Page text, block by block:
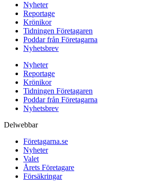
Nyheter
Reportage
Krönikor
Tidningen Företagaren
Poddar från Företagarna
Nyhetsbrev
Nyheter
Reportage
Krönikor
Tidningen Företagaren
Poddar från Företagarna
Nyhetsbrev
Delwebbar
Företagarna.se
Nyheter
Valet
Årets Företagare
Försäkringar